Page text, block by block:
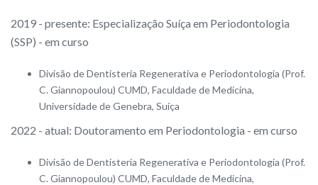
2019 - presente: Especialização Suíça em Periodontologia
(SSP) - em curso
Divisão de Dentisteria Regenerativa e Periodontologia (Prof.
C. Giannopoulou) CUMD, Faculdade de Medicina,
Universidade de Genebra, Suíça
2022 - atual: Doutoramento em Periodontologia - em curso
Divisão de Dentisteria Regenerativa e Periodontologia (Prof.
C. Giannopoulou) CUMD, Faculdade de Medicina,